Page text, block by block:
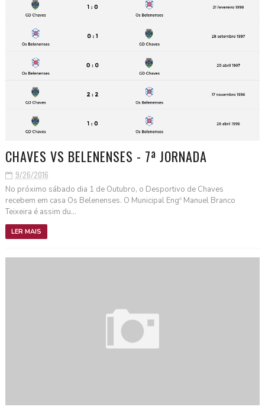
CHAVES VS BELENENSES - 7ª JORNADA
9/26/2016
No próximo sábado dia 1 de Outubro, o Desportivo de Chaves
recebem em casa Os Belenenses. O Municipal Engº Manuel Branco
Teixeira é assim du...
LER MAIS